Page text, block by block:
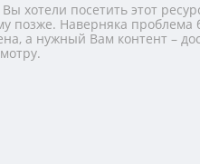
хотели посетить этот
позже. Наверняка проблема
а нужный Вам контент –